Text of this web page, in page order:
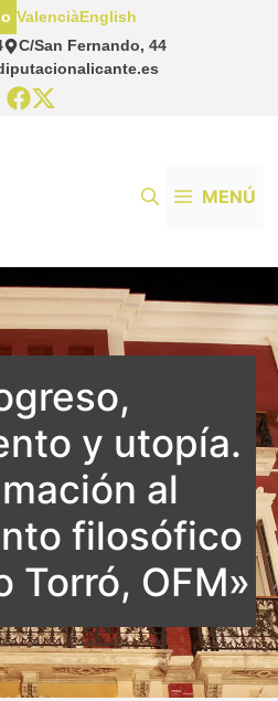
C/San Fernando, 44
ValenciàEnglish
MENÚ
y utopía.
al
filosófico
Torró, OFM»